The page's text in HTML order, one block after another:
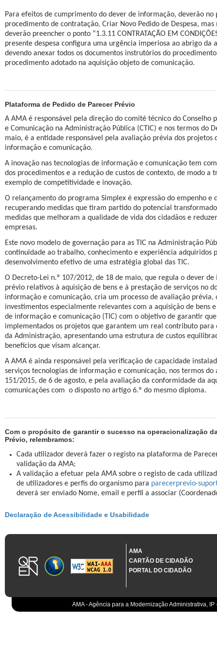
Para efeitos de cumprimento do dever de informação, deverão no
procedimento de contratação, Criar Novo Pedido de Despesa,
deverão preencher o ponto “1.3.11 CONTRATAÇÃO EM
presente despesa configura uma urgência imperiosa ao abrigo da
devendo anexar todos os documentos instrutórios do
procedimento adotado na aquisição objeto de comunicação.
Plataforma de Pedido de Parecer Prévio
A AMA é responsável pela direção do comité técnico do Conselho
e Comunicação na Administração Pública (CTIC) e nos termos do
maio, é a entidade responsável pela avaliação prévia dos projetos
informação e comunicação.
A inovação nas tecnologias de informação e comunicação tem
dos procedimentos e a redução de custos de contexto, de modo a
exemplo de competitividade e inovação.
O relançamento do programa Simplex é expressão do empenho e
recuperando medidas que tiram partido do potencial
medidas que melhoram a qualidade de vida dos cidadãos e
empresas.
Este novo modelo de governação para as TIC na Administração
continuidade ao trabalho, conhecimento e experiência adquiridos
desenvolvimento efetivo de uma estratégia global das TIC.
O Decreto-Lei n.º 107/2012, de 18 de maio, que regula o dever
prévio relativos à aquisição de bens e à prestação de serviços no
informação e comunicação, cria um processo de avaliação
investimentos especialmente relevantes com a aquisição de bens
de informação e comunicação (TIC) com o objetivo de garantir
implementados os projetos que garantem um real contributo para
da Administração, apresentando uma estrutura de custos
benefícios que visam alcançar.
A AMA é ainda responsável pela verificação de capacidade
serviços tecnologias de informação e comunicação, nos termos do
151/2015, de 6 de agosto, e pela avaliação da conformidade da
comunicações com o disposto no artigo 6.º do mesmo diploma.
Com o propósito de garantir o sucesso na operacionalização
Prévio, relembramos:
Cada utilizador deverá fazer o registo na plataforma de
validação da AMA;
A validação a efetuar pela AMA sobre o registo de cada
de utilizadores e perfis do organismo para parecerprevio-
deverá ser enviado Nome, email e perfil a associar
Declaração de Acessibilidade e Usabilidade
AMA
CARTÃO DE CIDADÃO
PORTAL DO CIDADÃO
AMA - Agência para a Modernização Administrativa,